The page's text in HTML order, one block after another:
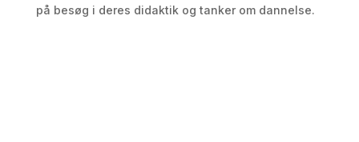
på besøg i deres didaktik og tanker om dannelse.